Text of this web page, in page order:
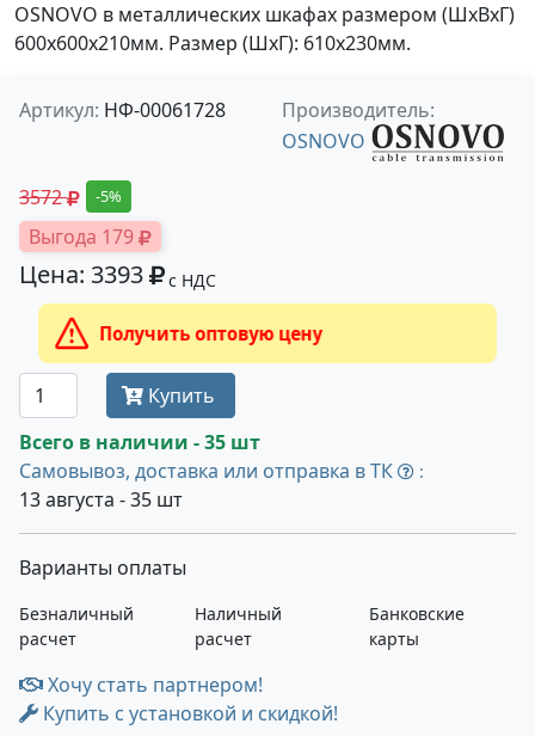
OSNOVO в металлических шкафах размером (ШхВхГ)
600х600х210мм. Размер (ШхГ): 610х230мм.
Артикул: НФ-00061728
Производитель:
OSNOVO
3572 -5%
Выгода 179
Цена: 3393 с НДС
Получить оптовую цену
Купить
Всего в наличии - 35 шт
Самовывоз, доставка или отправка в ТК
:
13 августа - 35 шт
Варианты оплаты
Безналичный
расчет
Наличный
расчет
Банковские
карты
Хочу стать партнером!
Купить с установкой и скидкой!